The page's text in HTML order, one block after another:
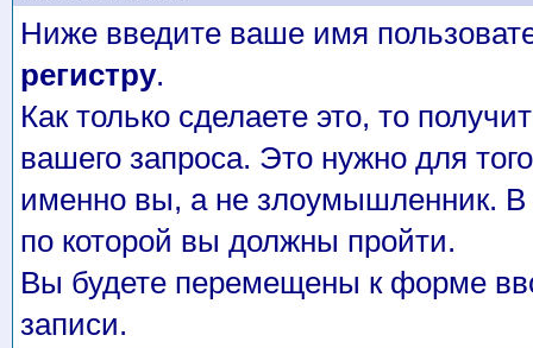
Ниже введите ваше имя
регистру.
Как только сделаете это, то
вашего запроса. Это нужно для
именно вы, а не злоумышленник. В
по которой вы должны пройти.
Вы будете перемещены к форме
записи.